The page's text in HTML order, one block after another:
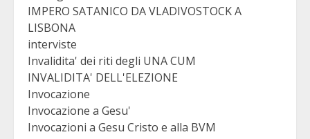
IMPERO SATANICO DA VLADIVOSTOCK A
LISBONA
interviste
Invalidita' dei riti degli UNA CUM
INVALIDITA' DELL'ELEZIONE
Invocazione
Invocazione a Gesu'
Invocazioni a Gesu Cristo e alla BVM